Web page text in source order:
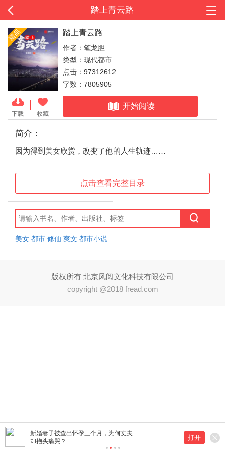
新婚妻子被查出怀孕三个月，为何丈夫
却抱头痛哭？
打开
踏上青云路
下载 收藏
踏上青云路
作者：笔龙胆
类型：现代都市
点击：97312612
字数：7805905
开始阅读
简介：
因为得到美女欣赏，改变了他的人生轨迹……
点击查看完整目录
美女 都市 修仙 爽文 都市小说
版权所有 北京凤阅文化科技有限公司
copyright @2018 fread.com